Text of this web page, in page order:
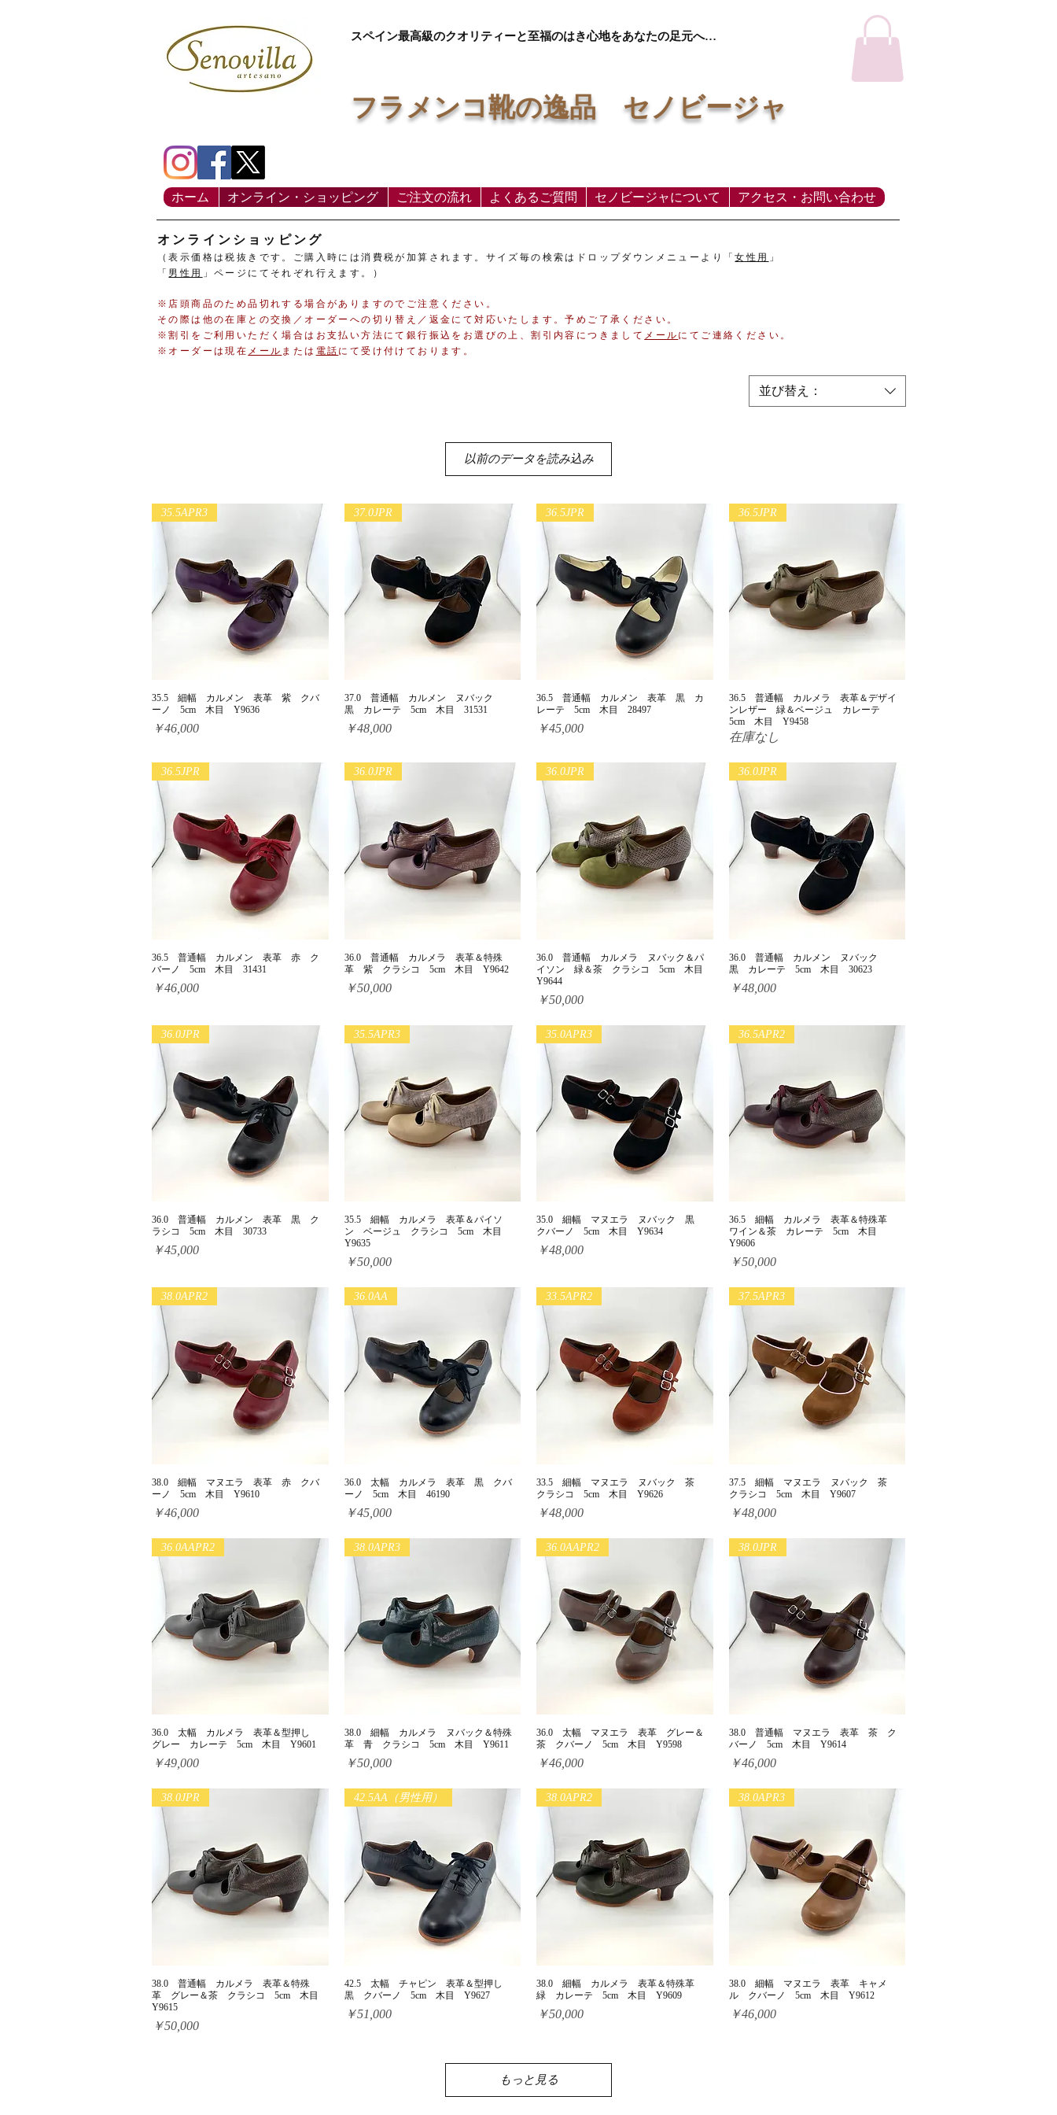
スペイン最高級のクオリティーと至福のはき心地をあなたの足元へ…
フラメンコ靴の逸品 セノビージャ
ホーム オンライン・ショッピング ご注文の流れ よくあるご質問 セノビージャについて アクセス・お問い合わせ
並び替え：
以前のデータを読み込み
クイックビュー
35.5APR3
35.5 細幅 カルメン 表革 紫 クバ
ーノ 5cm 木目 Y9636
価格
￥46,000
クイックビュー
37.0JPR
37.0 普通幅 カルメン ヌバック
黒 カレーテ 5cm 木目 31531
価格
￥48,000
クイックビュー
36.5JPR
36.5 普通幅 カルメン 表革 黒 カ
レーテ 5cm 木目 28497
価格
￥45,000
クイックビュー
36.5JPR
36.5 普通幅 カルメラ 表革＆デザイ
ンレザー 緑＆ベージュ カレーテ
5cm 木目 Y9458
在庫なし
クイックビュー
36.5JPR
36.5 普通幅 カルメン 表革 赤 ク
バーノ 5cm 木目 31431
価格
￥46,000
クイックビュー
36.0JPR
36.0 普通幅 カルメラ 表革＆特殊
革 紫 クラシコ 5cm 木目 Y9642
価格
￥50,000
クイックビュー
36.0JPR
36.0 普通幅 カルメラ ヌバック＆パ
イソン 緑＆茶 クラシコ 5cm 木目
Y9644
価格
￥50,000
クイックビュー
36.0JPR
36.0 普通幅 カルメン ヌバック
黒 カレーテ 5cm 木目 30623
価格
￥48,000
クイックビュー
36.0JPR
36.0 普通幅 カルメン 表革 黒 ク
ラシコ 5cm 木目 30733
価格
￥45,000
クイックビュー
35.5APR3
35.5 細幅 カルメラ 表革＆パイソ
ン ベージュ クラシコ 5cm 木目
Y9635
価格
￥50,000
クイックビュー
35.0APR3
35.0 細幅 マヌエラ ヌバック 黒
クバーノ 5cm 木目 Y9634
価格
￥48,000
クイックビュー
36.5APR2
36.5 細幅 カルメラ 表革＆特殊革
ワイン＆茶 カレーテ 5cm 木目
Y9606
価格
￥50,000
クイックビュー
38.0APR2
38.0 細幅 マヌエラ 表革 赤 クバ
ーノ 5cm 木目 Y9610
価格
￥46,000
クイックビュー
36.0AA
36.0 太幅 カルメラ 表革 黒 クバ
ーノ 5cm 木目 46190
価格
￥45,000
クイックビュー
33.5APR2
33.5 細幅 マヌエラ ヌバック 茶
クラシコ 5cm 木目 Y9626
価格
￥48,000
クイックビュー
37.5APR3
37.5 細幅 マヌエラ ヌバック 茶
クラシコ 5cm 木目 Y9607
価格
￥48,000
クイックビュー
36.0AAPR2
36.0 太幅 カルメラ 表革＆型押し
グレー カレーテ 5cm 木目 Y9601
価格
￥49,000
クイックビュー
38.0APR3
38.0 細幅 カルメラ ヌバック＆特殊
革 青 クラシコ 5cm 木目 Y9611
価格
￥50,000
クイックビュー
36.0AAPR2
36.0 太幅 マヌエラ 表革 グレー＆
茶 クバーノ 5cm 木目 Y9598
価格
￥46,000
クイックビュー
38.0JPR
38.0 普通幅 マヌエラ 表革 茶 ク
バーノ 5cm 木目 Y9614
価格
￥46,000
クイックビュー
38.0JPR
38.0 普通幅 カルメラ 表革＆特殊
革 グレー＆茶 クラシコ 5cm 木目
Y9615
価格
￥50,000
クイックビュー
42.5AA（男性用）
42.5 太幅 チャピン 表革＆型押し
黒 クバーノ 5cm 木目 Y9627
価格
￥51,000
クイックビュー
38.0APR2
38.0 細幅 カルメラ 表革＆特殊革
緑 カレーテ 5cm 木目 Y9609
価格
￥50,000
クイックビュー
38.0APR3
38.0 細幅 マヌエラ 表革 キャメ
ル クバーノ 5cm 木目 Y9612
価格
￥46,000
もっと見る
​オンラインショッピング
（表示価格は税抜きです。ご購入時には消費税が加算されます。サイズ毎の検索はドロップダウンメニューより「女性用 」
「 男性用 」ページにてそれぞれ行えます。）
​※店頭商品のため品切れする場合がありますのでご注意ください。
その際は他の在庫との交換／オーダーへの切り替え／返金にて対応いたします。予めご了承ください。
※割引をご利用いただく場合はお支払い方法にて銀行振込をお選びの上、割引内容につきまして メール ​にてご連絡ください。
​※オーダーは現在 メール または 電話 にて受け付けております。